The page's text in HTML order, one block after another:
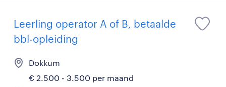
Leerling operator A of B, betaalde
bbl-opleiding
Dokkum
€ 2.500 - 3.500 per maand